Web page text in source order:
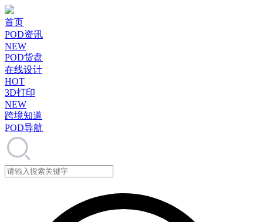
首页
POD资讯
NEW
POD货盘
在线设计
HOT
3D打印
NEW
跨境知道
POD导航